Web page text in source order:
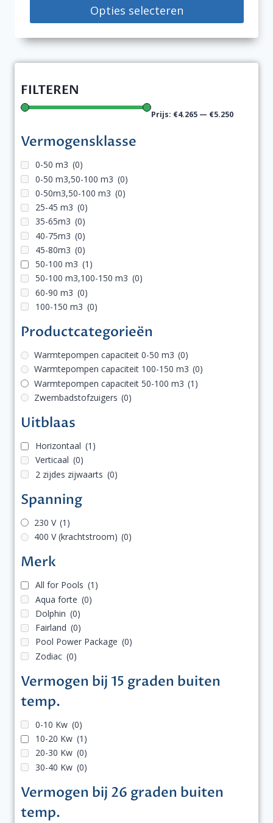
tot
€5.250,00
Opties selecteren
product
heeft
variaties.
Deze
kan
gekozen
worden
op
de
productpagina
FILTEREN
Prijs: €4.265 — €5.250
Vermogensklasse
0-50 m3 (0)
0-50 m3,50-100 m3 (0)
0-50m3,50-100 m3 (0)
25-45 m3 (0)
35-65m3 (0)
40-75m3 (0)
45-80m3 (0)
50-100 m3 (1)
50-100 m3,100-150 m3 (0)
60-90 m3 (0)
100-150 m3 (0)
Productcategorieën
Warmtepompen capaciteit 0-50 m3 (0)
Warmtepompen capaciteit 100-150 m3 (0)
Warmtepompen capaciteit 50-100 m3 (1)
Zwembadstofzuigers (0)
Uitblaas
Horizontaal (1)
Verticaal (0)
2 zijdes zijwaarts (0)
Spanning
230 V (1)
400 V (krachtstroom) (0)
Merk
All for Pools (1)
Aqua forte (0)
Dolphin (0)
Fairland (0)
Pool Power Package (0)
Zodiac (0)
Vermogen bij 15 graden buiten
temp.
0-10 Kw (0)
10-20 Kw (1)
20-30 Kw (0)
30-40 Kw (0)
Vermogen bij 26 graden buiten
temp.